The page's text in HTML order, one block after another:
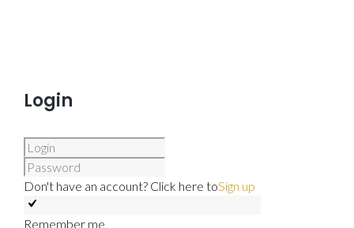
Login
Don't have an account? Click here toSign up
Remember me